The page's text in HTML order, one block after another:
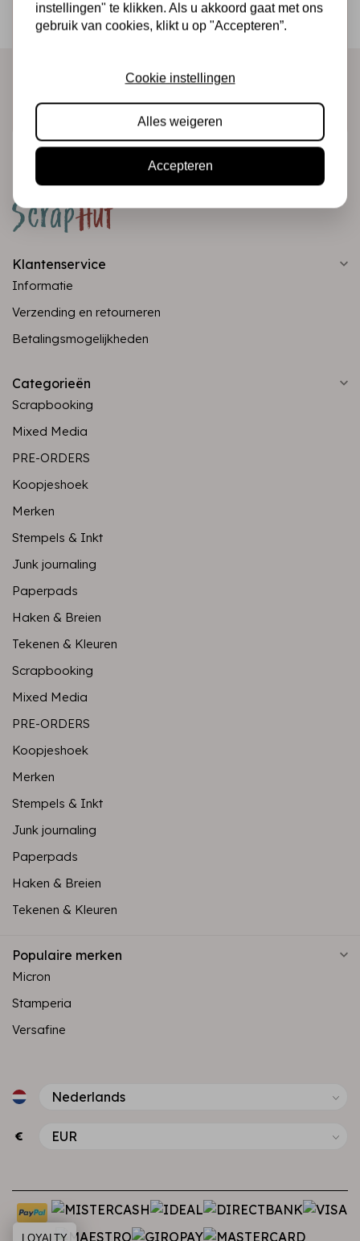
Ontvang als eerste onze actie en nieuwe producten
direct in je mailbox!
Abonneer
Klantenservice
Informatie
Verzending en retourneren
Betalingsmogelijkheden
Categorieën
Scrapbooking
Mixed Media
PRE-ORDERS
Koopjeshoek
Merken
Stempels & Inkt
Junk journaling
Paperpads
Haken & Breien
Tekenen & Kleuren
Scrapbooking
Mixed Media
PRE-ORDERS
Koopjeshoek
Merken
Stempels & Inkt
Junk journaling
Paperpads
Haken & Breien
Tekenen & Kleuren
Populaire merken
Micron
Stamperia
Versafine
€
instellingen" te klikken. Als u akkoord gaat met ons
gebruik van cookies, klikt u op "Accepteren”.
Cookie instellingen
Alles weigeren
Accepteren
LOYALTY